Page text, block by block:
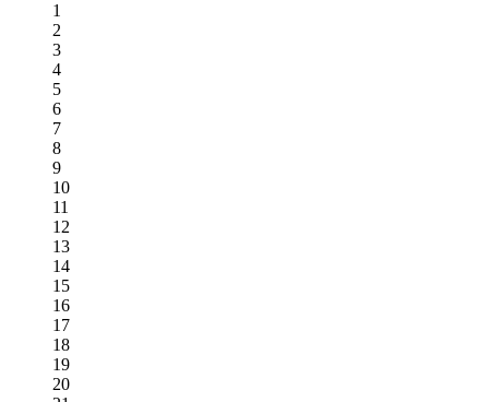
1
2
3
4
5
6
7
8
9
10
11
12
13
14
15
16
17
18
19
20